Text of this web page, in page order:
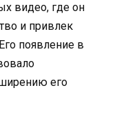
видео, где он
и привлек
появление в
его